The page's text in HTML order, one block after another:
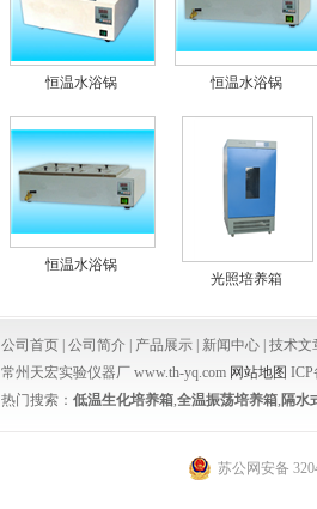
恒温水浴锅 恒温水浴锅
恒温水浴锅
光照培养箱
公司首页 公司简介 产品展示 新闻中心 技术文
常州天宏实验仪器厂 www.th-yq.com 网站地图
热门搜索： 低温生化培养箱,全温振荡培养箱, 隔水
苏公网安备